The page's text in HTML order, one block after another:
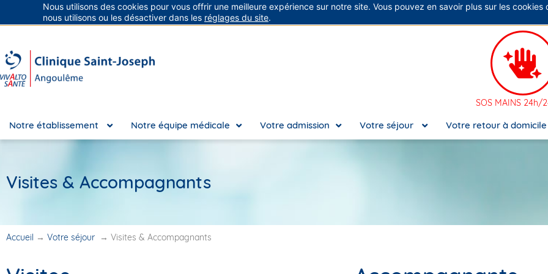
Groupe Vivalto Santé Entre nous, la vie
SOS MAINS 24h/
Notre établissement Notre équipe médicale Votre admission Votre séjour Votre retour à domicile
Visites & Accompagnants
Accueil → Votre séjour → Visites & Accompagnants
Nous utilisons des cookies pour vous offrir une meilleure expérience sur notre site. Vous pouvez en savoir plus sur les cookies
nous utilisons ou les désactiver dans les réglages du site.